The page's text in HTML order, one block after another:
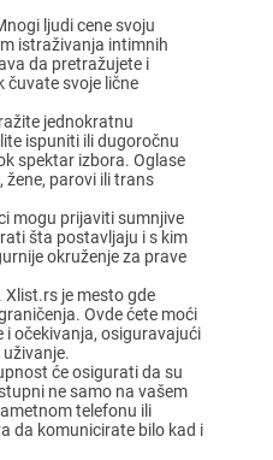
ljudi cene svoju
istraživanja intimnih
da pretražujete i
čuvate svoje lične
jednokratnu
ispuniti ili dugoročnu
spektar izbora. Oglase
parovi ili trans
mogu prijaviti sumnjive
šta postavljaju i s kim
okruženje za prave
Xlist.rs je mesto gde
Ovde ćete moći
i očekivanja, osiguravajući
će osigurati da su
ne samo na vašem
telefonu ili
da komunicirate bilo kad i